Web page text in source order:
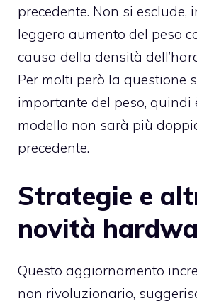
precedente. Non si esclude,
leggero aumento del peso
causa della densità
Per molti però la questione
importante del peso, quindi
modello non sarà più
precedente.
Strategie e
novità
Questo aggiornamento
non rivoluzionario,